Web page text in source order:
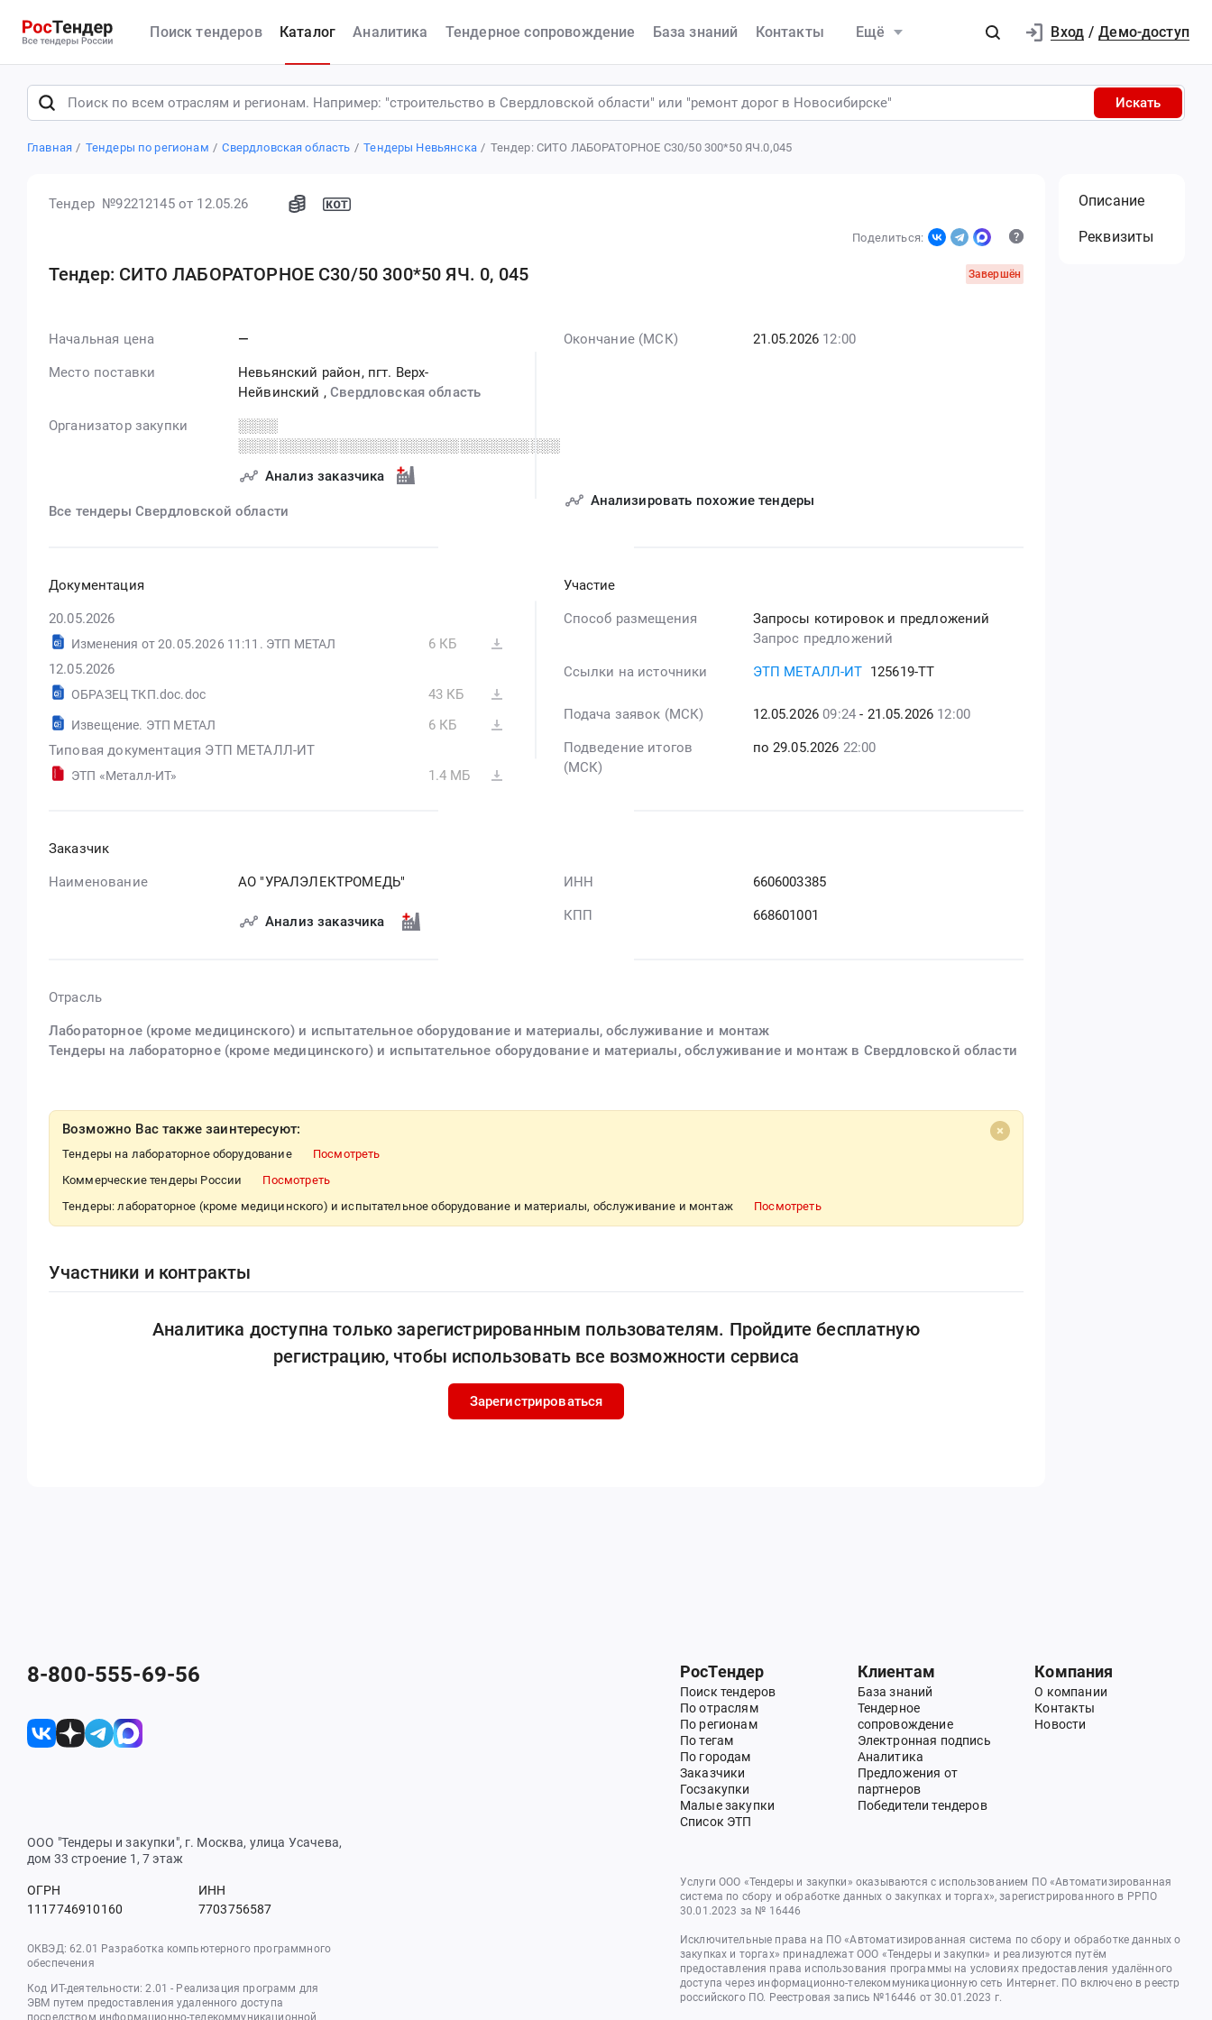
Поиск тендеров Каталог Аналитика Тендерное сопровождение База знаний Контакты Ещё Вход / Демо-доступ
Искать
Главная Тендеры по регионам Свердловская область Тендеры Невьянска Тендер: СИТО ЛАБОРАТОРНОЕ С30/50 300*50 ЯЧ.0,045
Тендер №92212145от 12.05.26
Поделиться:
Тендер: СИТО ЛАБОРАТОРНОЕ С30/50 300*50 ЯЧ. 0, 045 Завершён
Начальная цена —
Место поставки
Невьянский район, пгт. Верх-
Нейвинский ,Свердловская область
Организатор закупки
░░░░
░░░░░░░░░░░░░░░░░░░░░░░░░░░░░░░░
Анализ заказчика
Все тендеры Свердловской области
Окончание (МСК) 21.05.2026 12:00
Анализировать похожие тендеры
Документация
20.05.2026
Изменения от 20.05.2026 11:11. ЭТП МЕТАЛ
6 КБ
12.05.2026
ОБРАЗЕЦ ТКП.doc.doc 43 КБ
Извещение. ЭТП МЕТАЛ
6 КБ
Типовая документация ЭТП МЕТАЛЛ-ИТ
ЭТП «Металл-ИТ» 1.4 МБ
Участие
Способ размещения
Запросы котировок и предложений
Запрос предложений
Ссылки на источники ЭТП МЕТАЛЛ-ИТ 125619-ТТ
Подача заявок (МСК) 12.05.2026 09:24 - 21.05.2026 12:00
Подведение итогов
(МСК)
по 29.05.2026 22:00
Заказчик
Наименование АО "УРАЛЭЛЕКТРОМЕДЬ"
Анализ заказчика
ИНН 6606003385
КПП 668601001
Отрасль
Лабораторное (кроме медицинского) и испытательное оборудование и материалы, обслуживание и монтаж
Тендеры на лабораторное (кроме медицинского) и испытательное оборудование и материалы, обслуживание и монтаж в Свердловской области
Возможно Вас также заинтересуют:
Тендеры на лабораторное оборудование
Посмотреть
Коммерческие тендеры России
Посмотреть
Тендеры: лабораторное (кроме медицинского) и испытательное оборудование и материалы, обслуживание и монтаж
Посмотреть
Участники и контракты
Аналитика доступна только зарегистрированным пользователям. Пройдите бесплатную
регистрацию, чтобы использовать все возможности сервиса
Зарегистрироваться
Описание
Реквизиты
8-800-555-69-56
ООО "Тендеры и закупки", г. Москва, улица Усачева,
дом 33 строение 1, 7 этаж
ОГРН
1117746910160
ИНН
7703756587
ОКВЭД: 62.01 Разработка компьютерного программного
обеспечения
Код ИТ-деятельности: 2.01 - Реализация программ для
ЭВМ путем предоставления удаленного доступа
посредством информационно-телекоммуникационной
РосТендер
Поиск тендеров
По отраслям
По регионам
По тегам
По городам
Заказчики
Госзакупки
Малые закупки
Список ЭТП
Клиентам
База знаний
Тендерное
сопровождение
Электронная подпись
Аналитика
Предложения от
партнеров
Победители тендеров
Компания
О компании
Контакты
Новости
Услуги ООО «Тендеры и закупки» оказываются с использованием ПО «Автоматизированная
система по сбору и обработке данных о закупках и торгах», зарегистрированного в РРПО
30.01.2023 за № 16446
Исключительные права на ПО «Автоматизированная система по сбору и обработке данных о
закупках и торгах» принадлежат ООО «Тендеры и закупки» и реализуются путём
предоставления права использования программы на условиях предоставления удалённого
доступа через информационно-телекоммуникационную сеть Интернет. ПО включено в реестр
российского ПО. Реестровая запись №16446 от 30.01.2023 г.